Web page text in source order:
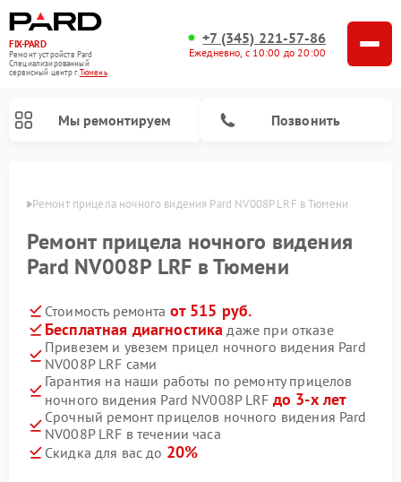
FIX-PARD
Ремонт устройств Pard
Специализированный
cервисный центр г.Тюмень
+7 (345) 221-57-86
Ежедневно, с 10:00 до 20:00
Мы ремонтируем Позвонить
Ремонт прицела ночного видения Pard NV008P LRF в Тюмени
Ремонт прицела ночного видения
Pard NV008P LRF в Тюмени
Стоимость ремонта от 515 руб.
Бесплатная диагностика даже при отказе
Привезем и увезем прицел ночного видения Pard
NV008P LRF сами
Гарантия на наши работы по ремонту прицелов
ночного видения Pard NV008P LRF до 3-х лет
Срочный ремонт прицелов ночного видения Pard
NV008P LRF в течении часа
Скидка для вас до 20%